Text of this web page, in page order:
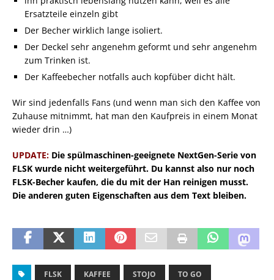
Ersatzteile einzeln gibt
Der Becher wirklich lange isoliert.
Der Deckel sehr angenehm geformt und sehr angenehm
zum Trinken ist.
Der Kaffeebecher notfalls auch kopfüber dicht hält.
Wir sind jedenfalls Fans (und wenn man sich den Kaffee von
Zuhause mitnimmt, hat man den Kaufpreis in einem Monat
wieder drin …)
UPDATE: Die spülmaschinen-geeignete NextGen-Serie von
FLSK wurde nicht weitergeführt. Du kannst also nur noch
FLSK-Becher kaufen, die du mit der Han reinigen musst.
Die anderen guten Eigenschaften aus dem Text bleiben.
FLSK KAFFEE STOJO TO GO